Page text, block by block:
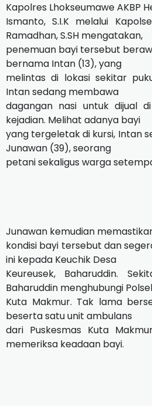
Kapolres Lhokseumawe AKBP
Ismanto, S.I.K melalui
Ramadhan, S.SH mengatakan,
penemuan bayi tersebut
bernama Intan (13), yang
melintas di lokasi sekitar
Intan sedang membawa
dagangan nasi untuk dijual
kejadian. Melihat adanya bayi
yang tergeletak di kursi, Intan
Junawan (39), seorang
petani sekaligus warga
Junawan kemudian
kondisi bayi tersebut dan
ini kepada Keuchik Desa
Keureusek, Baharuddin.
Baharuddin menghubungi
Kuta Makmur. Tak lama
beserta satu unit ambulans
dari Puskesmas Kuta
memeriksa keadaan bayi.